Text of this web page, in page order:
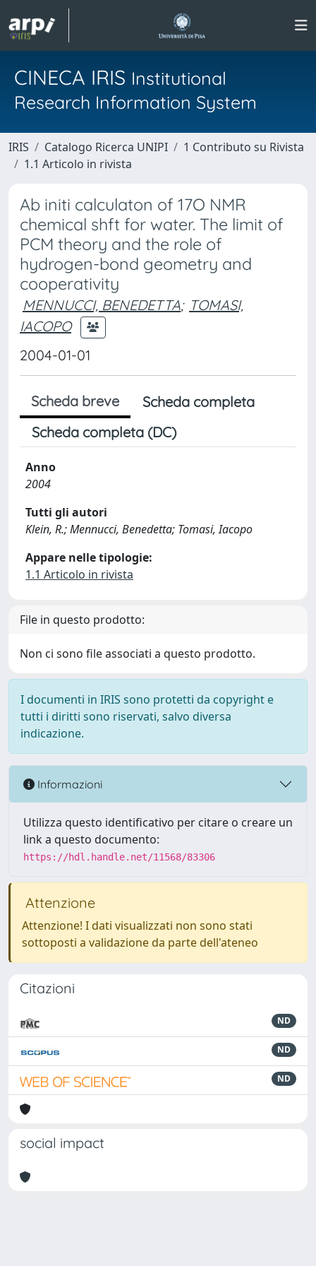
CINECA IRIS Institutional
Research Information System
IRIS Catalogo Ricerca UNIPI
1 Contributo su Rivista
1.1 Articolo in rivista
Ab initi calculaton of 17O NMR
chemical shft for water. The limit of
PCM theory and the role of
hydrogen-bond geometry and
cooperativity
MENNUCCI, BENEDETTA; TOMASI,
IACOPO
2004-01-01
Scheda breve
Scheda completa
Scheda completa (DC)
Anno
2004
Tutti gli autori
Klein, R.; Mennucci, Benedetta; Tomasi, Iacopo
Appare nelle tipologie:
1.1 Articolo in rivista
File in questo prodotto:
Non ci sono file associati a questo prodotto.
I documenti in IRIS sono protetti da copyright e
tutti i diritti sono riservati, salvo diversa
indicazione.
Informazioni
Utilizza questo identificativo per citare o creare un
link a questo documento:
https://hdl.handle.net/11568/83306
Attenzione
Attenzione! I dati visualizzati non sono stati
sottoposti a validazione da parte dell'ateneo
Citazioni
ND
ND
ND
social impact